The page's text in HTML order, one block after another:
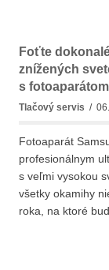
Foťte
znížených
s
Tlačový servis /
Fotoaparát
profesionálnym
s veľmi vysokou
všetky okamihy
roka, na ktoré